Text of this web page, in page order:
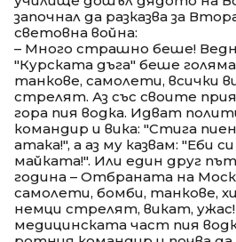
започнал да разказва за
световна война:
– Много страшно беше!
"Курската дъга" беше
танкове, самолети, всички
стрелят. Аз със своите
гора пия водка. Идват
командир и вика: "Стига
атака!", а аз му казвам: "Еби си
майката!". Или един друг
година – Отбраната на
самолети, бомби, танкове,
немци стрелят, викат, ужас!
медицинската част пия